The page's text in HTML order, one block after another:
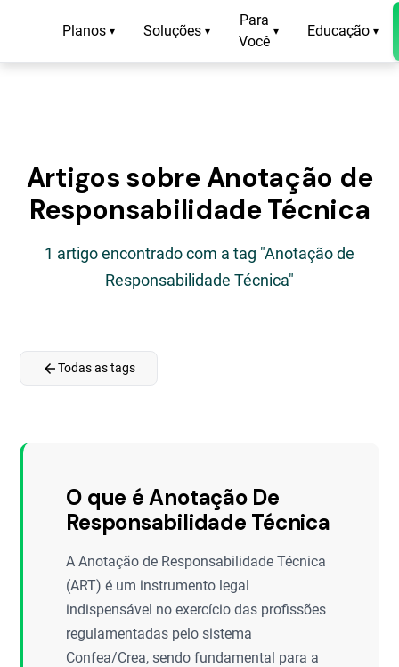
Planos ▾ Soluções ▾
Para
Você
▾ Educação ▾
Artigos sobre Anotação de
Responsabilidade Técnica
1 artigo encontrado com a tag "Anotação de
Responsabilidade Técnica"
arrow_backTodas as tags
O que é Anotação De
Responsabilidade Técnica
A Anotação de Responsabilidade Técnica
(ART) é um instrumento legal
indispensável no exercício das profissões
regulamentadas pelo sistema
Confea/Crea, sendo fundamental para a